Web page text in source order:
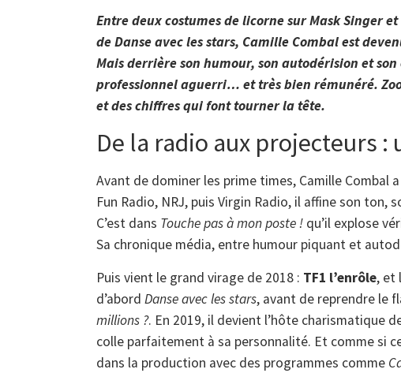
Entre deux costumes de licorne sur Mask Singer
de Danse avec les stars, Camille Combal est
Mais derrière son humour, son autodérision et
professionnel aguerri… et très bien rémunéré.
et des chiffres qui font tourner la tête.
De la radio aux projecteurs
Avant de dominer les prime times, Camille Combal
Fun Radio, NRJ, puis Virgin Radio, il affine son ton,
C’est dans Touche pas à mon poste ! qu’il explose
Sa chronique média, entre humour piquant et
Puis vient le grand virage de 2018 : TF1 l’enrôle, et
d’abord Danse avec les stars, avant de reprendre le
millions ?. En 2019, il devient l’hôte charismatique
colle parfaitement à sa personnalité. Et comme si
dans la production avec des programmes comme